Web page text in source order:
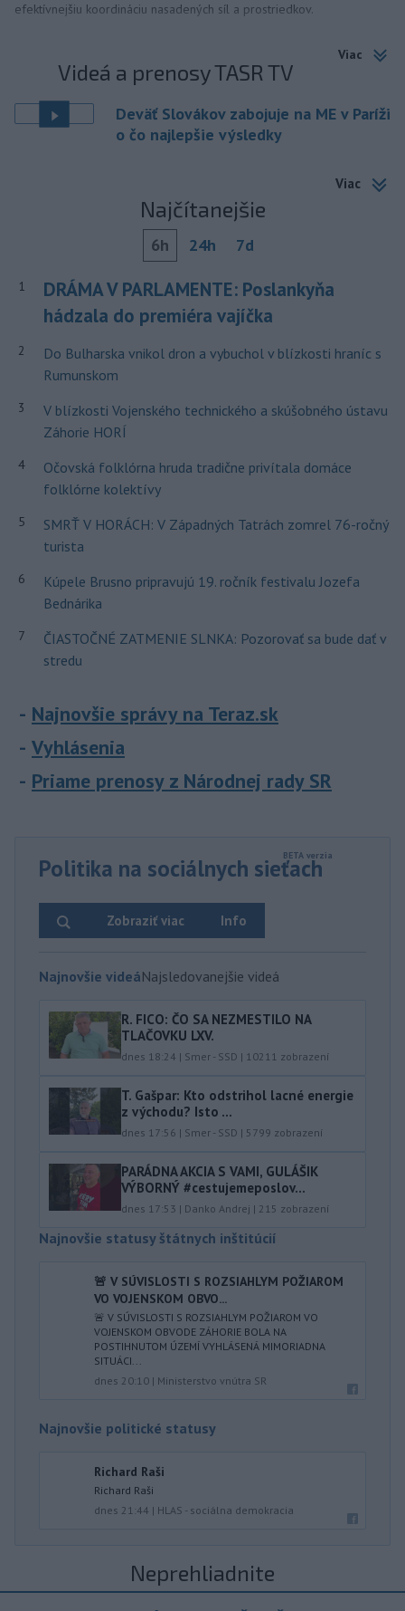
efektívnejšiu koordináciu nasadených síl a prostriedkov.
Viac
Videá a prenosy TASR TV
Deväť Slovákov zabojuje na ME v Paríži
o čo najlepšie výsledky
Viac
Najčítanejšie
6h 24h 7d
1
DRÁMA V PARLAMENTE: Poslankyňa
hádzala do premiéra vajíčka
2
Do Bulharska vnikol dron a vybuchol v blízkosti hraníc s
Rumunskom
3
V blízkosti Vojenského technického a skúšobného ústavu
Záhorie HORÍ
4
Očovská folklórna hruda tradične privítala domáce
folklórne kolektívy
5
SMRŤ V HORÁCH: V Západných Tatrách zomrel 76-ročný
turista
6
Kúpele Brusno pripravujú 19. ročník festivalu Jozefa
Bednárika
7
ČIASTOČNÉ ZATMENIE SLNKA: Pozorovať sa bude dať v
stredu
Najnovšie správy na Teraz.sk
Vyhlásenia
Priame prenosy z Národnej rady SR
Politika na sociálnych sieťach
Info
Zobraziť viac
Najnovšie videáNajsledovanejšie videá
R. FICO: ČO SA NEZMESTILO NA
TLAČOVKU LXV.
dnes 18:24 | Smer - SSD | 10211 zobrazení
T. Gašpar: Kto odstrihol lacné energie
z východu? Isto ...
dnes 17:56 | Smer - SSD | 5799 zobrazení
PARÁDNA AKCIA S VAMI, GULÁŠIK
VÝBORNÝ #cestujemeposlov...
dnes 17:53 | Danko Andrej | 215 zobrazení
Najnovšie statusy štátnych inštitúcií
🚨 V SÚVISLOSTI S ROZSIAHLYM POŽIAROM
VO VOJENSKOM OBVO...
🚨 V SÚVISLOSTI S ROZSIAHLYM POŽIAROM VO
VOJENSKOM OBVODE ZÁHORIE BOLA NA
POSTIHNUTOM ÚZEMÍ VYHLÁSENÁ MIMORIADNA
SITUÁCI...
dnes 20:10 | Ministerstvo vnútra SR
Najnovšie politické statusy
Richard Raši
Richard Raši
dnes 21:44 | HLAS - sociálna demokracia
Neprehliadnite